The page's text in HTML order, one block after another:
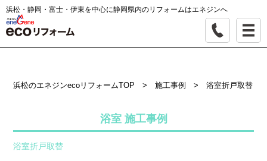
浜松・静岡・富士・伊東を中心に静岡県内のリフォームはエネジンへ
浜松のエネジンecoリフォームTOP >施工事例 >浴室折戸取替
浴室 施工事例
浴室折戸取替